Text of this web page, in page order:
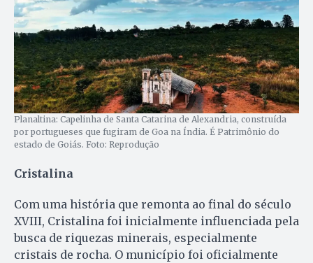
Planaltina: Capelinha de Santa Catarina de Alexandria, construída
por portugueses que fugiram de Goa na Índia. É Patrimônio do
estado de Goiás. Foto: Reprodução
Cristalina
Com uma história que remonta ao final do século
XVIII, Cristalina foi inicialmente influenciada pela
busca de riquezas minerais, especialmente
cristais de rocha. O município foi oficialmente